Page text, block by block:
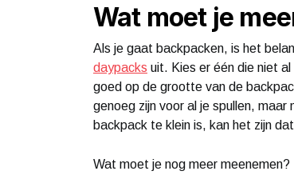
Wat moet je
Als je gaat backpacken, is het
daypacks uit. Kies er één die niet
goed op de grootte van de
genoeg zijn voor al je spullen,
backpack te klein is, kan het zijn
Wat moet je nog meer